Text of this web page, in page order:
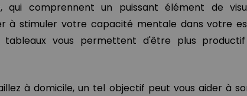
qui comprennent un puissant élément de
à stimuler votre capacité mentale dans votre
tableaux vous permettent d'être plus
à domicile, un tel objectif peut vous aider à